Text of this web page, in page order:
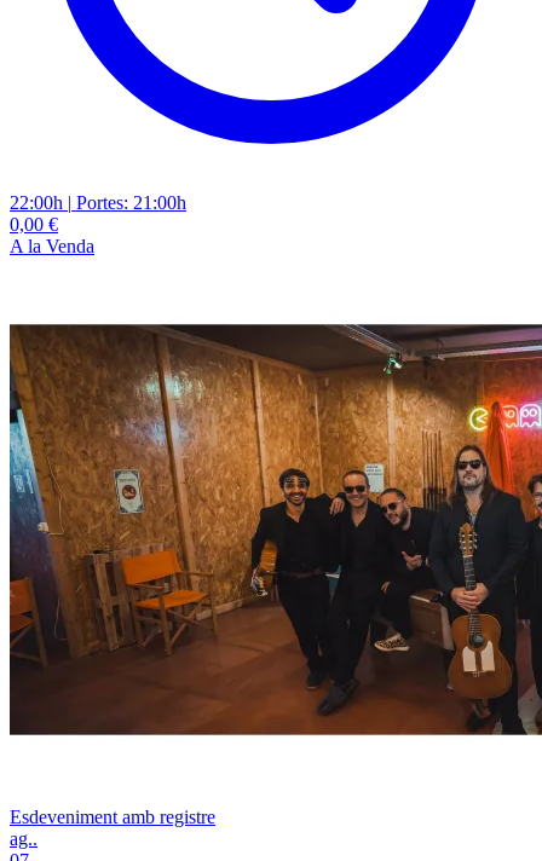
22:00h | Portes: 21:00h
0,00 €
A la Venda
Esdeveniment amb registre
ag..